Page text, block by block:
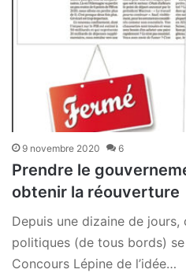
9 novembre 2020 6
Prendre le
obtenir la réouverture
Depuis une dizaine de jours,
politiques (de tous bords)
Concours Lépine de l’idée…